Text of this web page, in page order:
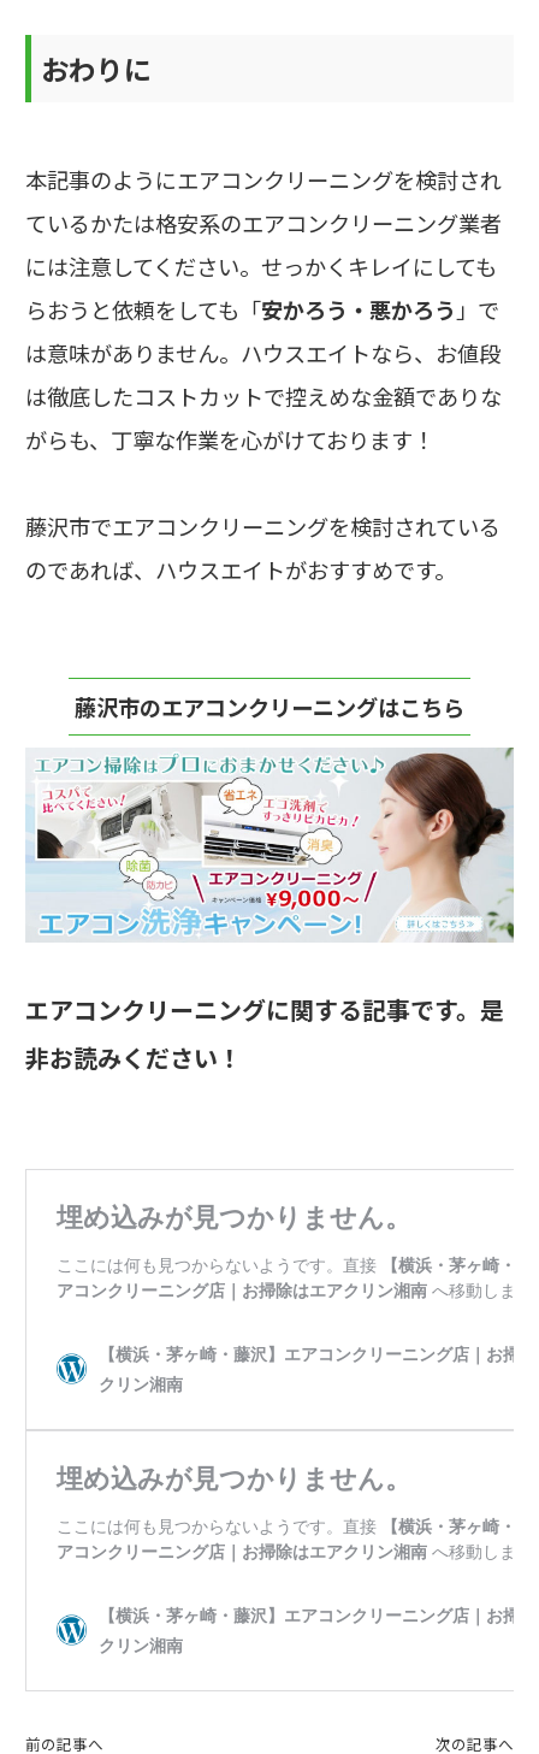
おわりに
本記事のようにエアコンクリーニングを検討され
ているかたは格安系のエアコンクリーニング業者
には注意してください。せっかくキレイにしても
らおうと依頼をしても「安かろう・悪かろう 」で
は意味がありません。ハウスエイトなら、お値段
は徹底したコストカットで控えめな金額でありな
がらも、丁寧な作業を心がけております！
藤沢市でエアコンクリーニングを検討されている
のであれば、ハウスエイトがおすすめです。
藤沢市のエアコンクリーニングはこちら
エアコンクリーニングに関する記事です。是
非お読みください！
前の記事へ 次の記事へ